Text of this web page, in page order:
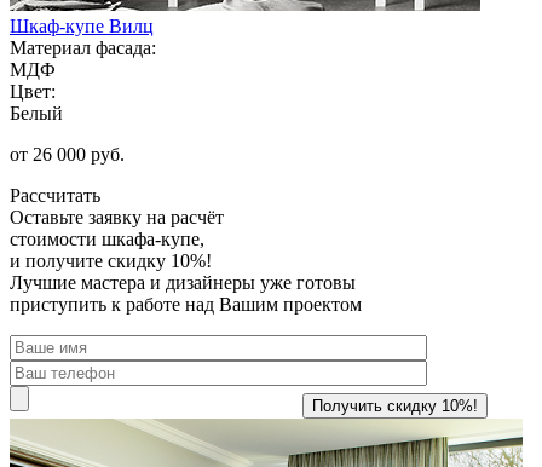
Шкаф-купе Вилц
Материал фасада:
МДФ
Цвет:
Белый
от 26 000 руб.
Рассчитать
Оставьте заявку на расчёт
стоимости шкафа-купе,
и получите скидку 10%!
Лучшие мастера и дизайнеры уже готовы
приступить к работе над Вашим проектом